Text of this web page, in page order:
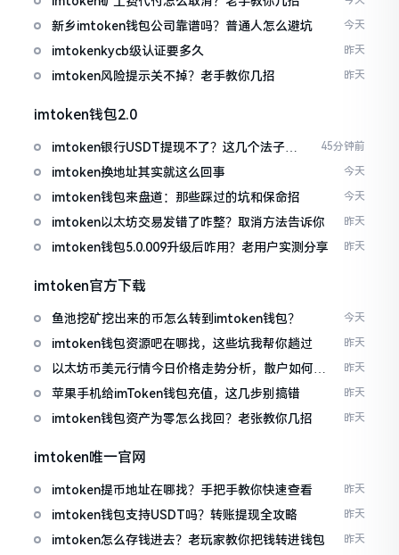
新乡imtoken钱包公司靠谱吗？普通人怎么避坑 今天
imtokenkycb级认证要多久 昨天
imtoken风险提示关不掉？老手教你几招 昨天
imtoken钱包2.0
imtoken银行USDT提现不了？这几个法子能
帮你搞定
45分钟前
imtoken换地址其实就这么回事 今天
imtoken钱包来盘道：那些踩过的坑和保命招 今天
imtoken以太坊交易发错了咋整？取消方法告诉你 昨天
imtoken钱包5.0.009升级后咋用？老用户实测分享 昨天
imtoken官方下载
鱼池挖矿挖出来的币怎么转到imtoken钱包？ 今天
imtoken钱包资源吧在哪找，这些坑我帮你趟过 昨天
以太坊币美元行情今日价格走势分析，散户如何避
免追涨杀跌被套牢
昨天
苹果手机给imToken钱包充值，这几步别搞错 昨天
imtoken钱包资产为零怎么找回？老张教你几招 昨天
imtoken唯一官网
imtoken提币地址在哪找？手把手教你快速查看 昨天
imtoken钱包支持USDT吗？转账提现全攻略 昨天
imtoken怎么存钱进去？老玩家教你把钱转进钱包 昨天